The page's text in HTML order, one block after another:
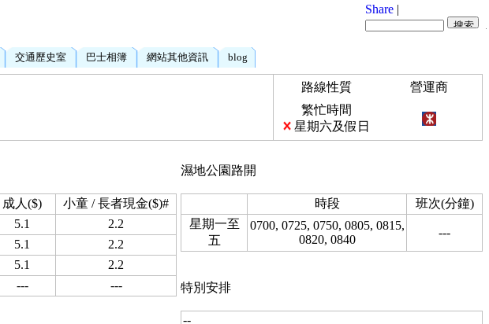
Share |
交通歷史室 巴士相簿 網站其他資訊 blog
路線性質
營運商
繁忙時間
星期六及假日
成人($)
小童 / 長者現金($)#
5.1
2.2
5.1
2.2
5.1
2.2
--- ---
濕地公園路開
時段
班次(分鐘)
星期一至
五
0700, 0725, 0750, 0805, 0815,
0820, 0840
---
特別安排
--